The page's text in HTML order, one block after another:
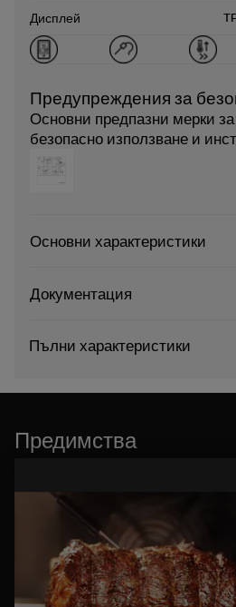
Дисплей
Предупреждения за
Основни предпазни мерки
безопасно използване и
Основни характеристики
Документация
Пълни характеристики
Предимства